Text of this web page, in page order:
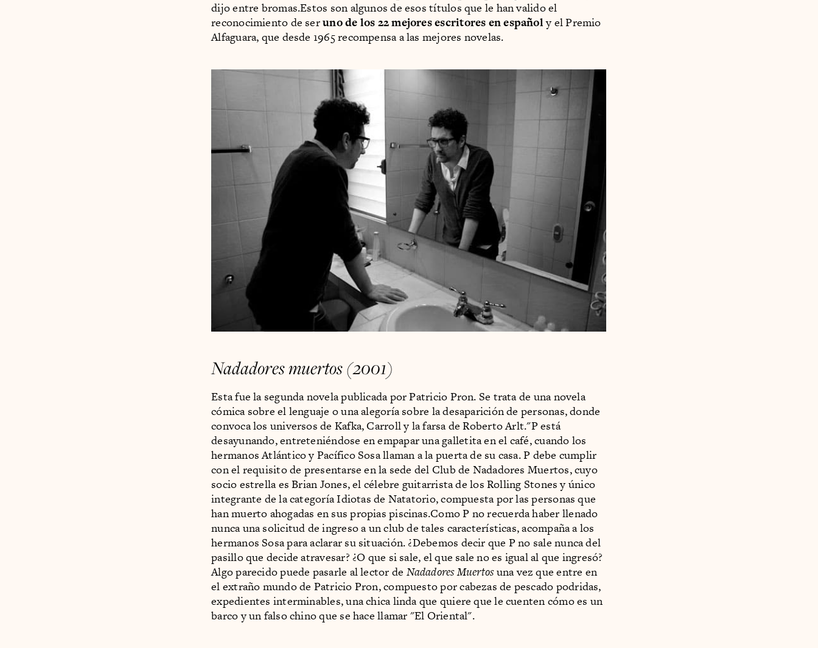
dijo entre bromas.Estos son algunos de esos títulos que le han valido el
reconocimiento de seruno de los 22 mejores escritores en españoly el Premio
Alfaguara, que desde 1965 recompensa a las mejores novelas.
Nadadores muertos (2001)
Esta fue la segunda novela publicada por Patricio Pron. Se trata de una novela
cómica sobre el lenguaje o una alegoría sobre la desaparición de personas, donde
convoca los universos de Kafka, Carroll y la farsa de Roberto Arlt."P está
desayunando, entreteniéndose en empapar una galletita en el café, cuando los
hermanos Atlántico y Pacífico Sosa llaman a la puerta de su casa. P debe cumplir
con el requisito de presentarse en la sede del Club de Nadadores Muertos, cuyo
socio estrella es Brian Jones, el célebre guitarrista de los Rolling Stones y único
integrante de la categoría Idiotas de Natatorio, compuesta por las personas que
han muerto ahogadas en sus propias piscinas.Como P no recuerda haber llenado
nunca una solicitud de ingreso a un club de tales características, acompaña a los
hermanos Sosa para aclarar su situación. ¿Debemos decir que P no sale nunca del
pasillo que decide atravesar? ¿O que si sale, el que sale no es igual al que ingresó?
Algo parecido puede pasarle al lector de Nadadores Muertosuna vez que entre en
el extraño mundo de Patricio Pron, compuesto por cabezas de pescado podridas,
expedientes interminables, una chica linda que quiere que le cuenten cómo es un
barco y un falso chino que se hace llamar "El Oriental".